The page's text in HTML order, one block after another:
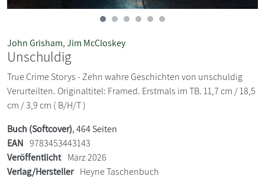
John Grisham,Jim McCloskey
Unschuldig
True Crime Storys - Zehn wahre Geschichten von unschuldig
Verurteilten. Originaltitel: Framed. Erstmals im TB. 11,7 cm / 18,5
cm / 3,9 cm ( B/H/T )
Buch (Softcover), 464 Seiten
EAN 9783453443143
Veröffentlicht März 2026
Verlag/Hersteller Heyne Taschenbuch